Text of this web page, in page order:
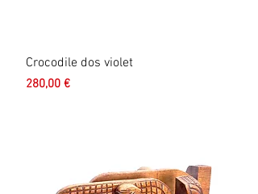
Crocodile dos violet
Prix
280,00 €